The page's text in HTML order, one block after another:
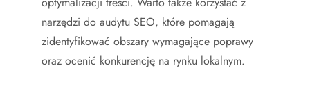
narzędzi do audytu SEO, które pomagają
zidentyfikować obszary wymagające poprawy
oraz ocenić konkurencję na rynku lokalnym.